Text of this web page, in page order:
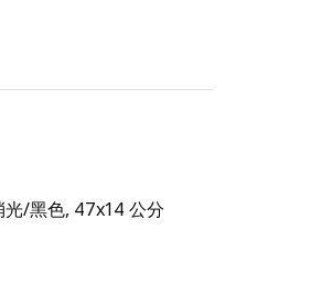
光/黑色, 47x14 公分